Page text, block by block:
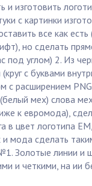
и изготовить
с картинки
все как есть
но сделать
под углом) 2. Из
с буквами
с расширением
мех) слова
к евромода),
в цвет логотипа
сделать
Золотые линии и
и четкими, на ии